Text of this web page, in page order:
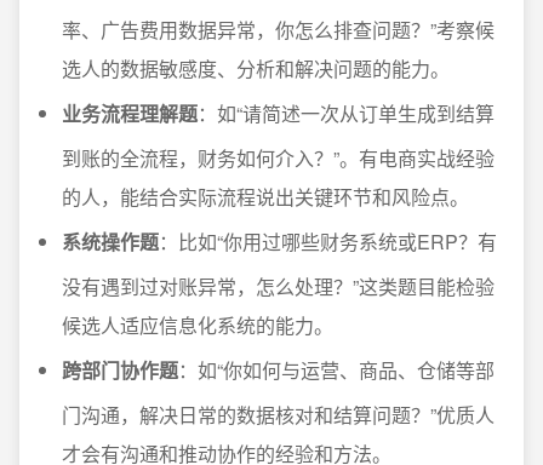
率、广告费用数据异常，你怎么排查问题？”考察候
选人的数据敏感度、分析和解决问题的能力。
业务流程理解题：如“请简述一次从订单生成到结算
到账的全流程，财务如何介入？”。有电商实战经验
的人，能结合实际流程说出关键环节和风险点。
系统操作题：比如“你用过哪些财务系统或ERP？有
没有遇到过对账异常，怎么处理？”这类题目能检验
候选人适应信息化系统的能力。
跨部门协作题：如“你如何与运营、商品、仓储等部
门沟通，解决日常的数据核对和结算问题？”优质人
才会有沟通和推动协作的经验和方法。